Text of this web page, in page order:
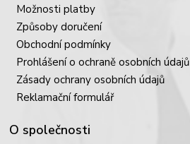
Možnosti platby
Způsoby doručení
Obchodní podmínky
Prohlášení o ochraně osobních údajů
Zásady ochrany osobních údajů
Reklamační formulář
O společnosti